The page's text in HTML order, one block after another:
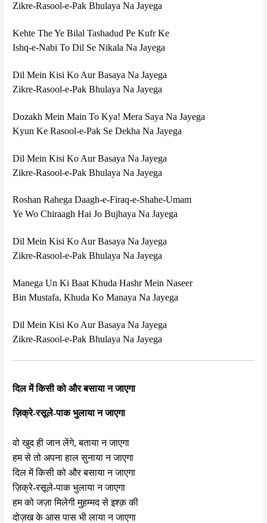
Zikre-Rasool-e-Pak Bhulaya Na Jayega
Kehte The Ye Bilal Tashadud Pe Kufr Ke
Ishq-e-Nabi To Dil Se Nikala Na Jayega
Dil Mein Kisi Ko Aur Basaya Na Jayega
Zikre-Rasool-e-Pak Bhulaya Na Jayega
Dozakh Mein Main To Kya! Mera Saya Na Jayega
Kyun Ke Rasool-e-Pak Se Dekha Na Jayega
Dil Mein Kisi Ko Aur Basaya Na Jayega
Zikre-Rasool-e-Pak Bhulaya Na Jayega
Roshan Rahega Daagh-e-Firaq-e-Shahe-Umam
Ye Wo Chiraagh Hai Jo Bujhaya Na Jayega
Dil Mein Kisi Ko Aur Basaya Na Jayega
Zikre-Rasool-e-Pak Bhulaya Na Jayega
Manega Un Ki Baat Khuda Hashr Mein Naseer
Bin Mustafa, Khuda Ko Manaya Na Jayega
Dil Mein Kisi Ko Aur Basaya Na Jayega
Zikre-Rasool-e-Pak Bhulaya Na Jayega
दिल में किसी को और बसाया न जाएगा
ज़िक्रे-रसूले-पाक भुलाया न जाएगा
वो खुद ही जान लेंगे, बताया न जाएगा
हम से तो अपना हाल सुनाया न जाएगा
दिल में किसी को और बसाया न जाएगा
ज़िक्रे-रसूले-पाक भुलाया न जाएगा
हम को जज़ा मिलेगी मुह़म्मद से इश्क़ की
दोज़ख के आस पास भी लाया न जाएगा